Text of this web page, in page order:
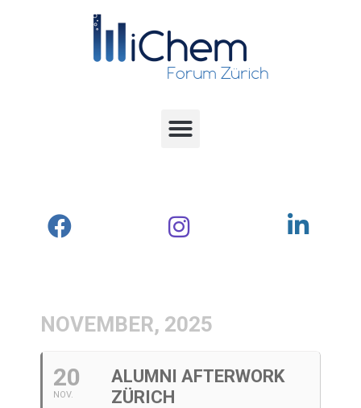
NOVEMBER, 2025
20
NOV.
ALUMNI AFTERWORK
ZÜRICH